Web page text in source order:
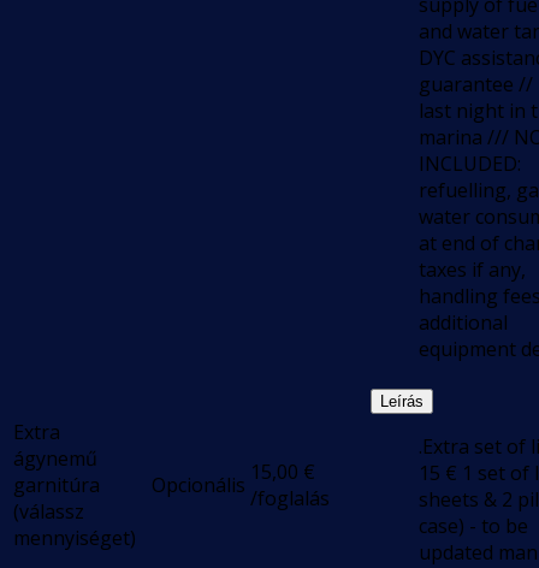
supply of
and water
DYC
guarantee //
last night in
marina ///
INCLUDED:
refuelling,
water
at end of
taxes if any,
handling
additional
equipment
Extra
ágynemű
garnitúra
(válassz
mennyiséget)
Opcionális 15,00 €
/foglalás
Leírás
.Extra set of
15 € 1 set of
sheets & 2
case) - to be
updated